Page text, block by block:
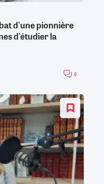
d'une pionnière
d'étudier la
0